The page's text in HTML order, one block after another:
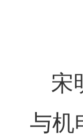
宋
与机